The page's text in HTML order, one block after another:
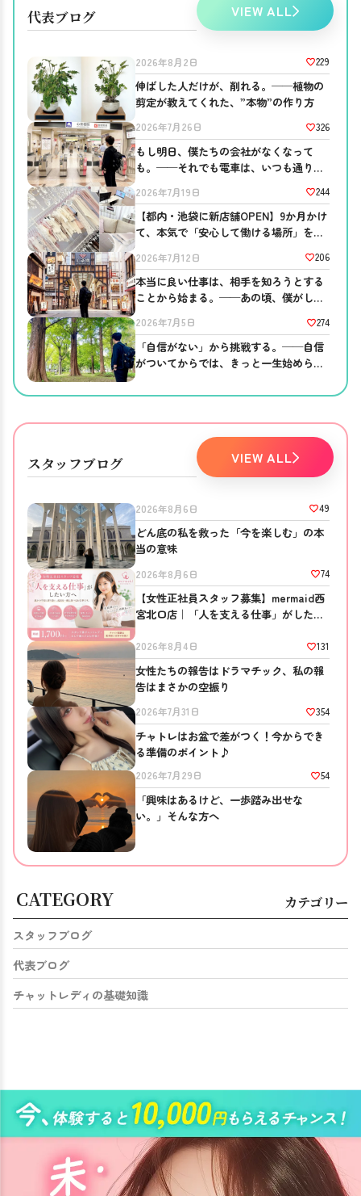
代表ブログ VIEW ALL
2026年8月2日 229
伸ばした人だけが、削れる。──植物の
剪定が教えてくれた、”本物”の作り方
2026年7月26日 326
もし明日、僕たちの会社がなくなって
も。──それでも電車は、いつも通り走
2026年7月19日 244
【都内・池袋に新店舗OPEN】9か月かけ
て、本気で「安心して働ける場所」を作
2026年7月12日 206
本当に良い仕事は、相手を知ろうとする
ことから始まる。──あの頃、僕がして
2026年7月5日 274
「自信がない」から挑戦する。──自信
がついてからでは、きっと一生始められ
スタッフブログ VIEW ALL
2026年8月6日 49
どん底の私を救った「今を楽しむ」の本
当の意味
2026年8月6日 74
【女性正社員スタッフ募集】mermaid西
宮北口店｜「人を支える仕事」がしたい
2026年8月4日 131
女性たちの報告はドラマチック、私の報
告はまさかの空振り
2026年7月31日 354
チャトレはお盆で差がつく！今からでき
る準備のポイント♪
2026年7月29日 54
「興味はあるけど、一歩踏み出せな
い。」そんな方へ
CATEGORY カテゴリー
スタッフブログ
代表ブログ
チャットレディの基礎知識